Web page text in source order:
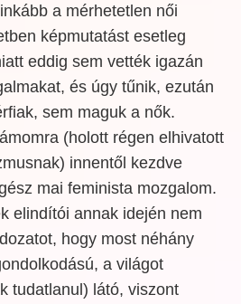
a mérhetetlen női
képmutatást esetleg
eddig sem vették igazán
és úgy tűnik, ezután
sem maguk a nők.
(holott régen elhivatott
innentől kezdve
mai feminista mozgalom.
elindítói annak idején nem
hogy most néhány
a világot
tudatlanul) látó, viszont